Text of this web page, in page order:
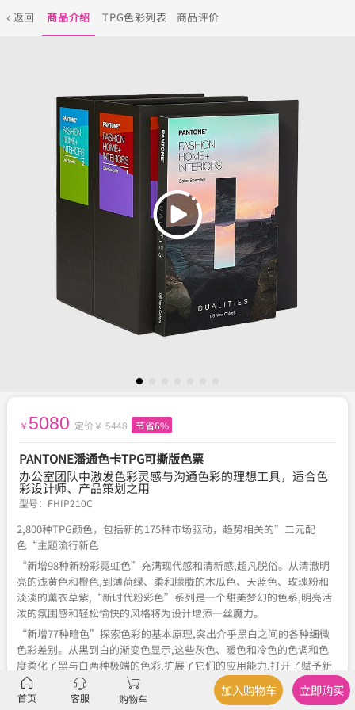
返回 商品介绍 TPG色彩列表 商品评价
￥ 5080 定价￥ 5448 节省6%
PANTONE潘通色卡TPG可撕版色票
办公室团队中激发色彩灵感与沟通色彩的理想工具，适合色
彩设计师、产品策划之用
型号： FHIP210C
2,800种TPG颜色，包括新的175种市场驱动，趋势相关的”二元配
色“主题流行新色
“新增98种新粉彩霓虹色”充满现代感和清新感,超凡脱俗。从清澈明
亮的浅黄色和橙色,到薄荷绿、柔和朦胧的木瓜色、天蓝色、玫瑰粉和
淡淡的薰衣草紫,“新时代粉彩色”系列是一个甜美梦幻的色系,明亮活
泼的氛围感和轻松愉快的风格将为设计增添一丝魔力。
“新增77种暗色”探索色彩的基本原理,突出介乎黑白之间的各种细微
色彩差别。从黑到白的渐变色显示,这些灰色、暖色和冷色的色调和色
度柔化了黑与白两种极端的色彩,扩展了它们的应用能力,打开了赋予新
意义的趣味性和创造性的大门。
首页 客服 购物车
加入购物车 立即购买